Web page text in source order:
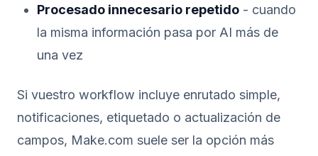
Procesado innecesario repetido - cuando
la misma información pasa por AI más de
una vez
Si vuestro workflow incluye enrutado simple,
notificaciones, etiquetado o actualización de
campos, Make.com suele ser la opción más